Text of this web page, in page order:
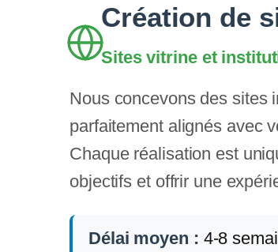
Création de
Sites vitrine et
Nous concevons des sites
parfaitement alignés avec
Chaque réalisation est
objectifs et offrir une
Délai moyen : 4-8